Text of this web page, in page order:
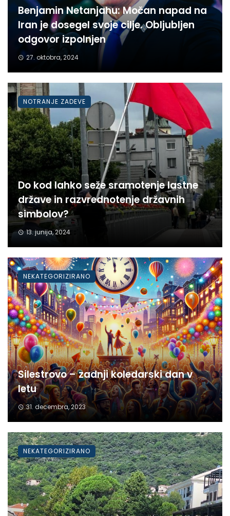
Benjamin Netanjahu: Močan napad na
Iran je dosegel svoje cilje. Obljubljen
odgovor izpolnjen
27. oktobra, 2024
Do kod lahko seže sramotenje lastne
države in razvrednotenje državnih
simbolov?
13. junija, 2024
NOTRANJE ZADEVE
Silestrovo – zadnji koledarski dan v
letu
31. decembra, 2023
NEKATEGORIZIRANO
NEKATEGORIZIRANO